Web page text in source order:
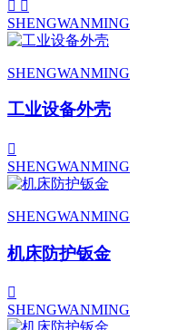
SHENGWANMING
SHENGWANMING
工业设备外壳
SHENGWANMING
SHENGWANMING
机床防护钣金
SHENGWANMING